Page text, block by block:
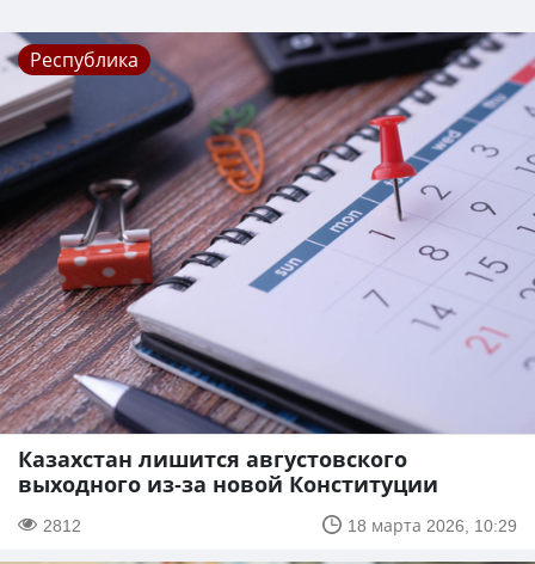
Республика
Казахстан лишится августовского
выходного из-за новой Конституции
2812 18 марта 2026, 10:29